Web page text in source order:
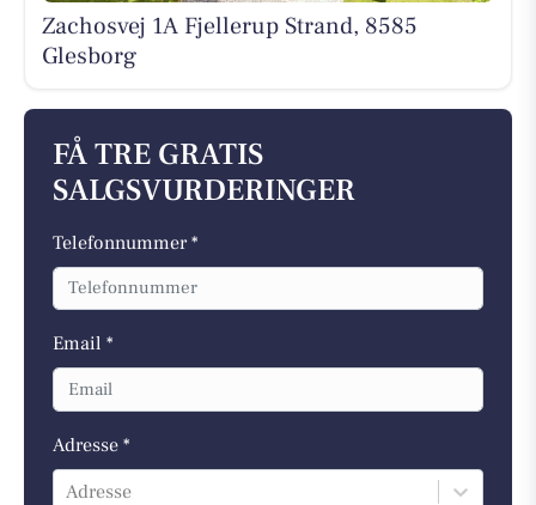
Zachosvej 1A Fjellerup Strand, 8585
Glesborg
FÅ TRE GRATIS
SALGSVURDERINGER
Telefonnummer *
Email *
Adresse *
Adresse